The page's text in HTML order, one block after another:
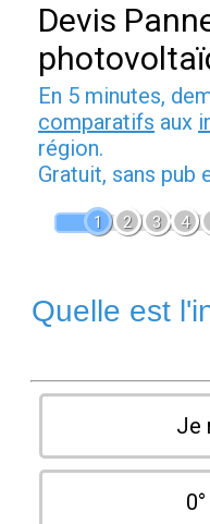
Devis
En 5 minutes,
comparatifs aux
région.
Gratuit, sans pub
1 2 3 4
Quelle est
Je